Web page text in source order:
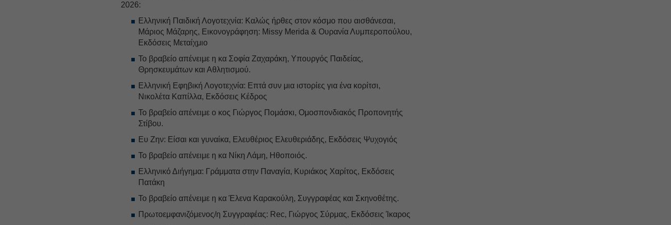
2026:
Ελληνική Παιδική Λογοτεχνία: Καλώς ήρθες στον κόσμο που αισθάνεσαι,
Μάριος Μάζαρης, Εικονογράφηση: Missy Merida & Ουρανία Λυμπεροπούλου,
Εκδόσεις Μεταίχμιο
Το βραβείο απένειμε η κα Σοφία Ζαχαράκη, Υπουργός Παιδείας,
Θρησκευμάτων και Αθλητισμού.
Ελληνική Εφηβική Λογοτεχνία: Επτά συν μια ιστορίες για ένα κορίτσι,
Νικολέτα Καπίλλα, Εκδόσεις Κέδρος
Το βραβείο απένειμε ο κος Γιώργος Πομάσκι, Ομοσπονδιακός Προπονητής
Στίβου.
Ευ Ζην: Είσαι και γυναίκα, Ελευθέριος Ελευθεριάδης, Εκδόσεις Ψυχογιός
Το βραβείο απένειμε η κα Νίκη Λάμη, Ηθοποιός.
Ελληνικό Διήγημα: Γράμματα στην Παναγία, Κυριάκος Χαρίτος, Εκδόσεις
Πατάκη
Το βραβείο απένειμε η κα Έλενα Καρακούλη, Συγγραφέας και Σκηνοθέτης.
Πρωτοεμφανιζόμενος/η Συγγραφέας: Rec, Γιώργος Σύρμας, Εκδόσεις Ίκαρος